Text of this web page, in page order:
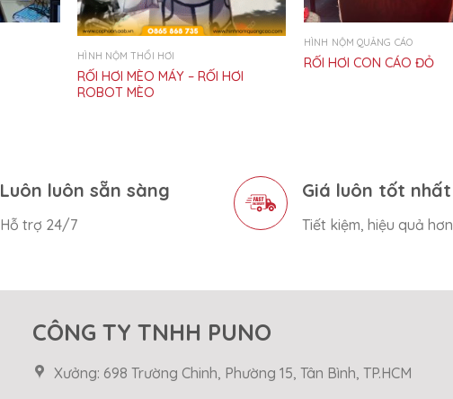
HÌNH NỘM THỔI HƠI
RỐI HƠI MÈO MÁY – RỐI HƠI
ROBOT MÈO
HÌNH NỘM QUẢNG CÁO
RỐI HƠI CON CÁO ĐỎ
Luôn luôn sẵn sàng
Hỗ trợ 24/7
Giá luôn tốt nhất
Tiết kiệm, hiệu quả hơn
CÔNG TY TNHH PUNO
Xưởng: 698 Trường Chinh, Phường 15, Tân Bình, TP.HCM